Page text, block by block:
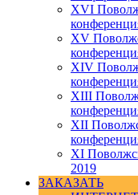
XVI
ХV
ХIV
ХIII
ХII
XI
2019
ЗАКАЗАТЬ